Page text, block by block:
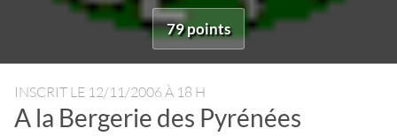
79 points
INSCRIT LE 12/11/2006 À 18 H
A la Bergerie des Pyrénées